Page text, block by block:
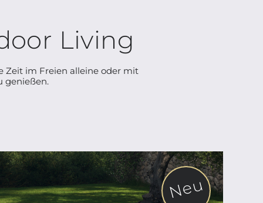
Living
Zeit im Freien alleine oder mit
genießen.
Neu